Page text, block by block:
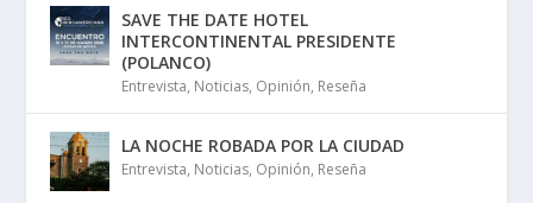
SAVE THE DATE HOTEL
INTERCONTINENTAL PRESIDENTE
(POLANCO)
Entrevista, Noticias, Opinión, Reseña
LA NOCHE ROBADA POR LA CIUDAD
Entrevista, Noticias, Opinión, Reseña